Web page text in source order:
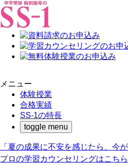
メニュー
体験授業
合格実績
SS-1の特長
toggle menu
「夏の成果に不安を感じたら、今
プロの学習カウンセリングはこちら